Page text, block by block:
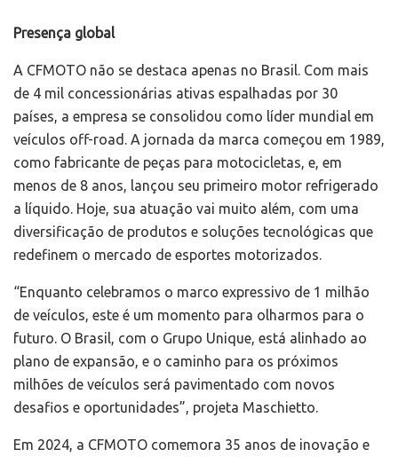
Presença global
A CFMOTO não se destaca apenas no Brasil. Com mais
de 4 mil concessionárias ativas espalhadas por 30
países, a empresa se consolidou como líder mundial em
veículos off-road. A jornada da marca começou em 1989,
como fabricante de peças para motocicletas, e, em
menos de 8 anos, lançou seu primeiro motor refrigerado
a líquido. Hoje, sua atuação vai muito além, com uma
diversificação de produtos e soluções tecnológicas que
redefinem o mercado de esportes motorizados.
“Enquanto celebramos o marco expressivo de 1 milhão
de veículos, este é um momento para olharmos para o
futuro. O Brasil, com o Grupo Unique, está alinhado ao
plano de expansão, e o caminho para os próximos
milhões de veículos será pavimentado com novos
desafios e oportunidades”, projeta Maschietto.
Em 2024, a CFMOTO comemora 35 anos de inovação e